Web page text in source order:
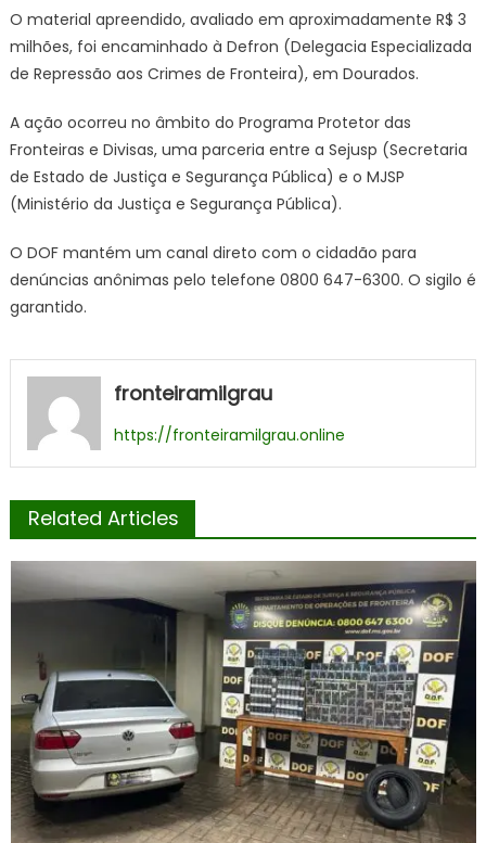
O material apreendido, avaliado em aproximadamente R$ 3
milhões, foi encaminhado à Defron (Delegacia Especializada
de Repressão aos Crimes de Fronteira), em Dourados.
A ação ocorreu no âmbito do Programa Protetor das
Fronteiras e Divisas, uma parceria entre a Sejusp (Secretaria
de Estado de Justiça e Segurança Pública) e o MJSP
(Ministério da Justiça e Segurança Pública).
O DOF mantém um canal direto com o cidadão para
denúncias anônimas pelo telefone 0800 647-6300. O sigilo é
garantido.
fronteiramilgrau
https://fronteiramilgrau.online
Related Articles